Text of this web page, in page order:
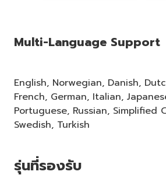
Multi-Language Support
English, Norwegian, Danish,
French, German, Italian,
Portuguese, Russian, Simplified
Swedish, Turkish
รุ่นที่รองรับ